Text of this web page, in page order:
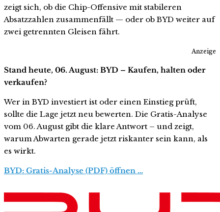
zeigt sich, ob die Chip-Offensive mit stabileren
Absatzzahlen zusammenfällt — oder ob BYD weiter auf
zwei getrennten Gleisen fährt.
Anzeige
Stand heute, 06. August: BYD – Kaufen, halten oder
verkaufen?
Wer in BYD investiert ist oder einen Einstieg prüft,
sollte die Lage jetzt neu bewerten. Die Gratis-Analyse
vom 06. August gibt die klare Antwort – und zeigt,
warum Abwarten gerade jetzt riskanter sein kann, als
es wirkt.
BYD: Gratis-Analyse (PDF) öffnen …